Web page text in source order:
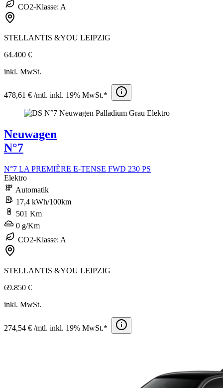
CO2-Klasse: A
STELLANTIS &YOU LEIPZIG
64.400 €
inkl. MwSt.
478,61 € /mtl. inkl. 19% MwSt.*
Neuwagen
N°7
N°7 LA PREMIÈRE E-TENSE FWD 230 PS
Elektro
Automatik
17,4 kWh/100km
501 Km
0 g/Km
CO2-Klasse: A
STELLANTIS &YOU LEIPZIG
69.850 €
inkl. MwSt.
274,54 € /mtl. inkl. 19% MwSt.*